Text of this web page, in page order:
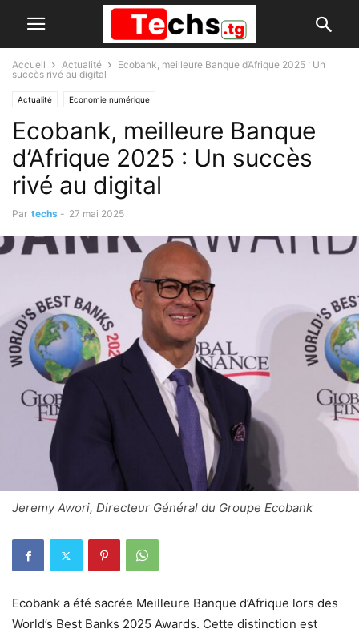
Accueil Actualité
Ecobank, meilleure Banque d’Afrique 2025 : Un
succès rivé au digital
Actualité Economie numérique
Ecobank, meilleure Banque
d’Afrique 2025 : Un succès
rivé au digital
Par techs - 27 mai 2025
Jeremy Awori, Directeur Général du Groupe Ecobank
Ecobank a été sacrée Meilleure Banque d’Afrique lors des
World’s Best Banks 2025 Awards. Cette distinction est